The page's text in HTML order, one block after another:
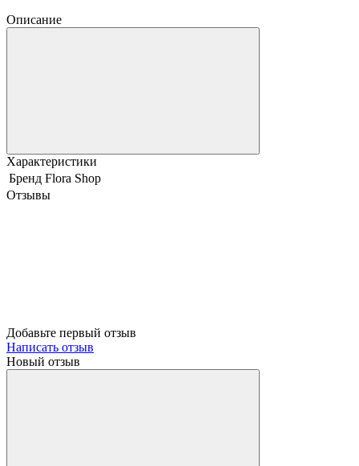
Описание
Характеристики
Бренд Flora Shop
Отзывы
Добавьте первый отзыв
Написать отзыв
Новый отзыв